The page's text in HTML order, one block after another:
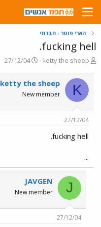
הארי פוטר - חברתי
fucking hell.
פ
ח
ה
ו
ש
ketty the sheep
פ
ס
ם
ת
27/12/04
K
ketty the sheep
New member
27/12/04
fucking hell.
...
J
JAVGEN
New member
27/12/04